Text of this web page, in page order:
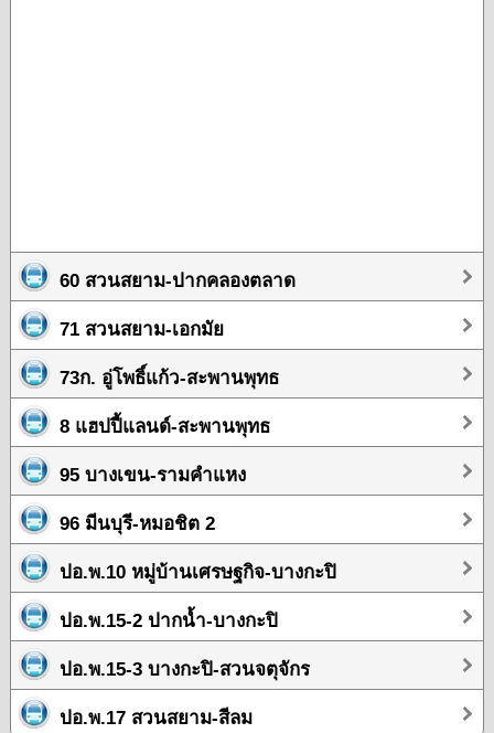
60 สวนสยาม-ปากคลองตลาด
71 สวนสยาม-เอกมัย
73ก. อู่โพธิ์แก้ว-สะพานพุทธ
8 แฮปปี้แลนด์-สะพานพุทธ
95 บางเขน-รามคำแหง
96 มีนบุรี-หมอชิต 2
ปอ.พ.10 หมู่บ้านเศรษฐกิจ-บางกะปิ
ปอ.พ.15-2 ปากน้ำ-บางกะปิ
ปอ.พ.15-3 บางกะปิ-สวนจตุจักร
ปอ.พ.17 สวนสยาม-สีลม